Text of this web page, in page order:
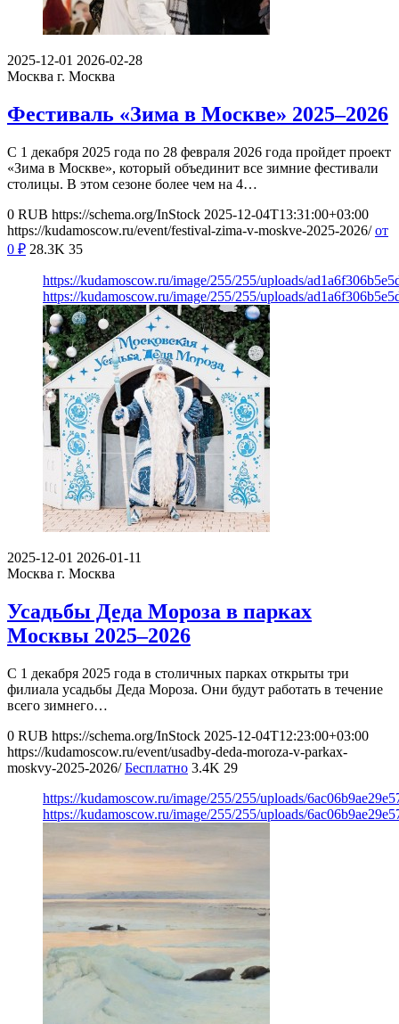
2025-12-01 2026-02-28
Москва г. Москва
Фестиваль «Зима в Москве» 2025–2026
С 1 декабря 2025 года по 28 февраля 2026 года пройдет проект
«Зима в Москве», который объединит все зимние фестивали
столицы. В этом сезоне более чем на 4…
0 RUB https://schema.org/InStock 2025-12-04T13:31:00+03:00
https://kudamoscow.ru/event/festival-zima-v-moskve-2025-2026/ от
0 ₽ 28.3K 35
https://kudamoscow.ru/image/255/255/uploads/
https://kudamoscow.ru/image/255/255/uploads/
2025-12-01 2026-01-11
Москва г. Москва
Усадьбы Деда Мороза в парках
Москвы 2025–2026
С 1 декабря 2025 года в столичных парках открыты три
филиала усадьбы Деда Мороза. Они будут работать в течение
всего зимнего…
0 RUB https://schema.org/InStock 2025-12-04T12:23:00+03:00
https://kudamoscow.ru/event/usadby-deda-moroza-v-parkax-
moskvy-2025-2026/ Бесплатно 3.4K 29
https://kudamoscow.ru/image/255/255/uploads/
https://kudamoscow.ru/image/255/255/uploads/